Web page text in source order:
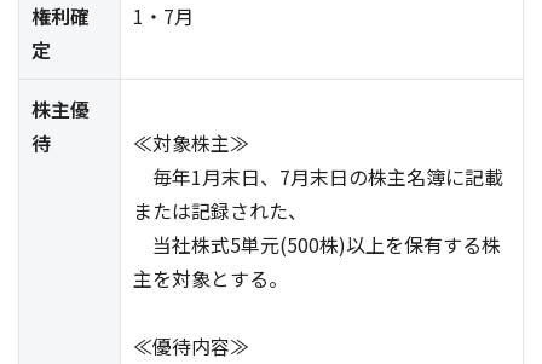
権利確
定
1・7月
株主優
待
≪対象株主≫
毎年1月末日、7月末日の株主名簿に記載
または記録された、
当社株式5単元(500株)以上を保有する株
主を対象とする。
≪優待内容≫